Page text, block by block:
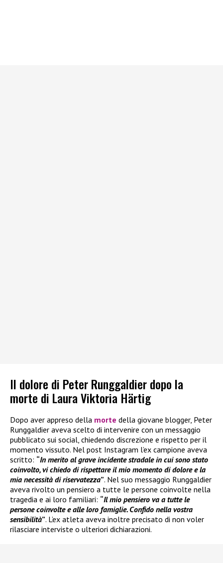
Il dolore di Peter Runggaldier dopo la
morte di Laura Viktoria Härtig
Dopo aver appreso della morte della giovane blogger, Peter
Runggaldier aveva scelto di intervenire con un messaggio
pubblicato sui social, chiedendo discrezione e rispetto per il
momento vissuto. Nel post Instagram l’ex campione aveva
scritto: “In merito al grave incidente stradale in cui sono stato
coinvolto, vi chiedo di rispettare il mio momento di dolore e la
mia necessità di riservatezza”. Nel suo messaggio Runggaldier
aveva rivolto un pensiero a tutte le persone coinvolte nella
tragedia e ai loro familiari: “Il mio pensiero va a tutte le
persone coinvolte e alle loro famiglie. Confido nella vostra
sensibilità”. L’ex atleta aveva inoltre precisato di non voler
rilasciare interviste o ulteriori dichiarazioni.